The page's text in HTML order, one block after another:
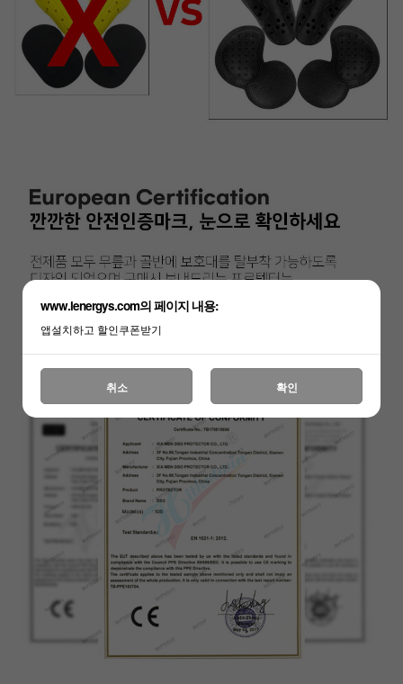
www.lenergys.com의 페이지 내용:
앱설치하고 할인쿠폰받기
취소 확인